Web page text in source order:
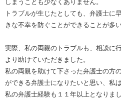
しまうことも少なくありません。
トラブルが生じたとしても、弁護士に
きな不幸を防ぐことができることが多
実際、私の両親のトラブルも、相談に
より助けていただきました。
私の両親を助けて下さった弁護士の方
ができる弁護士になりたいと思い、私
私の弁護士経験も１１年以上となりま